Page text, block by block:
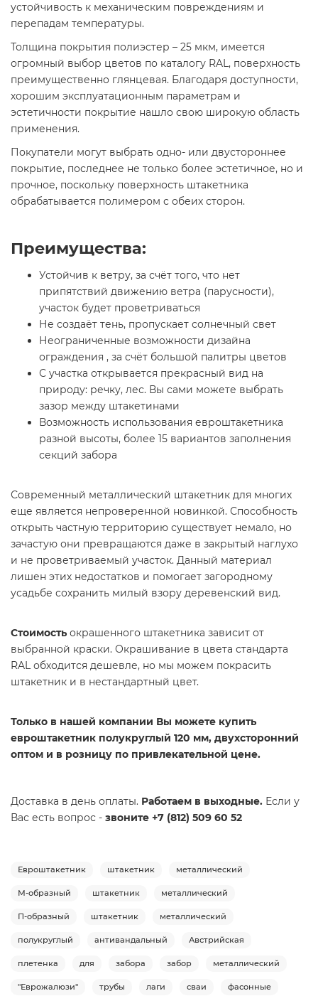
устойчивость к механическим повреждениям и
перепадам температуры.
Толщина покрытия полиэстер – 25 мкм, имеется
огромный выбор цветов по каталогу RAL, поверхность
преимущественно глянцевая. Благодаря доступности,
хорошим эксплуатационным параметрам и
эстетичности покрытие нашло свою широкую область
применения.
Покупатели могут выбрать одно- или двустороннее
покрытие, последнее не только более эстетичное, но и
прочное, поскольку поверхность штакетника
обрабатывается полимером с обеих сторон.
Преимущества:
Устойчив к ветру, за счёт того, что нет
припятствий движению ветра (парусности),
участок будет проветриваться
Не создаёт тень, пропускает солнечный свет
Неограниченные возможности дизайна
ограждения , за счёт большой палитры цветов
С участка открывается прекрасный вид на
природу: речку, лес. Вы сами можете выбрать
зазор между штакетинами
Возможность использования евроштакетника
разной высоты, более 15 вариантов заполнения
секций забора
Современный металлический штакетник для многих
еще является непроверенной новинкой. Способность
открыть частную территорию существует немало, но
зачастую они превращаются даже в закрытый наглухо
и не проветриваемый участок. Данный материал
лишен этих недостатков и помогает загородному
усадьбе сохранить милый взору деревенский вид.
Стоимость окрашенного штакетника зависит от
выбранной краски. Окрашивание в цвета стандарта
RAL обходится дешевле, но мы можем покрасить
штакетник и в нестандартный цвет.
Только в нашей компании Вы можете купить
евроштакетник полукруглый 120 мм, двухсторонний
оптом и в розницу по привлекательной цене.
Доставка в день оплаты. Работаем в выходные. Если у
Вас есть вопрос - звоните +7 (812) 509 60 52
Евроштакетник штакетник металлический
М-образный штакетник металлический
П-образный штакетник металлический
полукруглый антивандальный Австрийская
плетенка для забора забор металлический
"Еврожалюзи" трубы лаги сваи фасонные